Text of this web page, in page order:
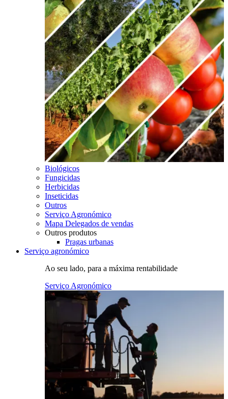
Biológicos
Fungicidas
Herbicidas
Inseticidas
Outros
Serviço Agronómico
Mapa Delegados de vendas
Outros produtos
Pragas urbanas
Serviço agronómico
Ao seu lado, para a máxima rentabilidade
Serviço Agronómico